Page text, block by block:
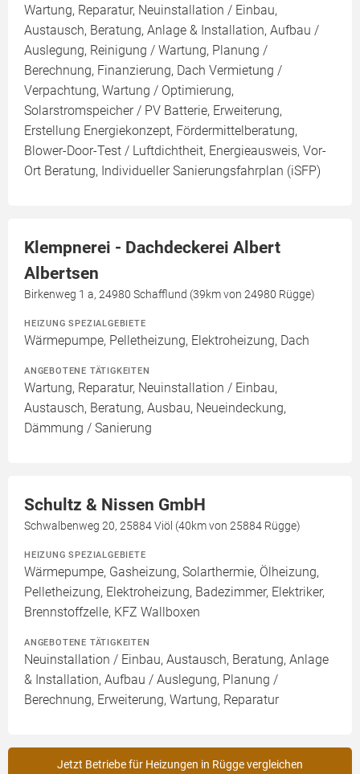
Wartung, Reparatur, Neuinstallation / Einbau,
Austausch, Beratung, Anlage & Installation, Aufbau /
Auslegung, Reinigung / Wartung, Planung /
Berechnung, Finanzierung, Dach Vermietung /
Verpachtung, Wartung / Optimierung,
Solarstromspeicher / PV Batterie, Erweiterung,
Erstellung Energiekonzept, Fördermittelberatung,
Blower-Door-Test / Luftdichtheit, Energieausweis, Vor-
Ort Beratung, Individueller Sanierungsfahrplan (iSFP)
Klempnerei - Dachdeckerei Albert
Albertsen
Birkenweg 1 a, 24980 Schafflund (39km von 24980 Rügge)
HEIZUNG SPEZIALGEBIETE
Wärmepumpe, Pelletheizung, Elektroheizung, Dach
ANGEBOTENE TÄTIGKEITEN
Wartung, Reparatur, Neuinstallation / Einbau,
Austausch, Beratung, Ausbau, Neueindeckung,
Dämmung / Sanierung
Schultz & Nissen GmbH
Schwalbenweg 20, 25884 Viöl (40km von 25884 Rügge)
HEIZUNG SPEZIALGEBIETE
Wärmepumpe, Gasheizung, Solarthermie, Ölheizung,
Pelletheizung, Elektroheizung, Badezimmer, Elektriker,
Brennstoffzelle, KFZ Wallboxen
ANGEBOTENE TÄTIGKEITEN
Neuinstallation / Einbau, Austausch, Beratung, Anlage
& Installation, Aufbau / Auslegung, Planung /
Berechnung, Erweiterung, Wartung, Reparatur
Jetzt Betriebe für Heizungen in Rügge vergleichen